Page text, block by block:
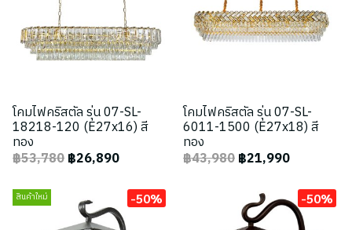
โคมไฟคริสตัล รุ่น 07-SL-
18218-120 (E27x16) สี
ทอง
฿53,780฿26,890
โคมไฟคริสตัล รุ่น 07-SL-
6011-1500 (E27x18) สี
ทอง
฿43,980฿21,990
สินค้าใหม่ -50% -50%